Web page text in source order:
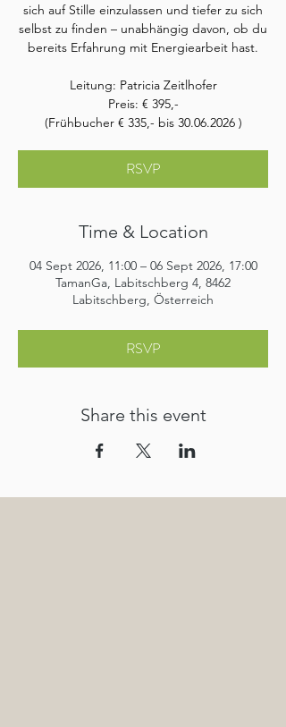
sich auf Stille einzulassen und tiefer zu sich
selbst zu finden – unabhängig davon, ob du
bereits Erfahrung mit Energiearbeit hast.
Leitung: Patricia Zeitlhofer
Preis: € 395,-
(Frühbucher € 335,- bis 30.06.2026 )
RSVP
Time & Location
04 Sept 2026, 11:00 – 06 Sept 2026, 17:00
TamanGa, Labitschberg 4, 8462
Labitschberg, Österreich
RSVP
Share this event